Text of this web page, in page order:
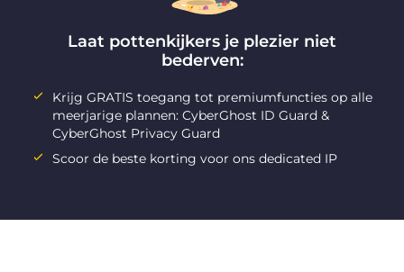
Laat pottenkijkers je plezier niet
bederven:
Krijg GRATIS toegang tot premiumfuncties op alle
meerjarige plannen: CyberGhost ID Guard &
CyberGhost Privacy Guard
Scoor de beste korting voor ons dedicated IP